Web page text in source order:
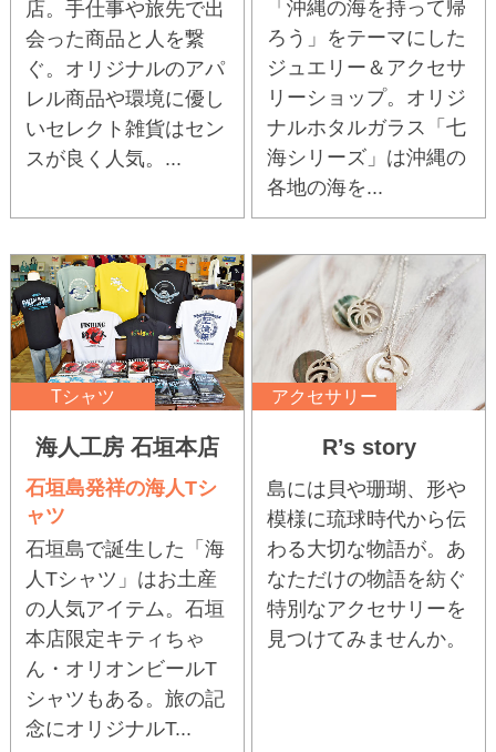
店。手仕事や旅先で出
会った商品と人を繋
ぐ。オリジナルのアパ
レル商品や環境に優し
いセレクト雑貨はセン
スが良く人気。...
「沖縄の海を持って帰
ろう」をテーマにした
ジュエリー＆アクセサ
リーショップ。オリジ
ナルホタルガラス「七
海シリーズ」は沖縄の
各地の海を...
Tシャツ
海人工房 石垣本店
石垣島発祥の海人Tシ
ャツ
石垣島で誕生した「海
人Tシャツ」はお土産
の人気アイテム。石垣
本店限定キティちゃ
ん・オリオンビールT
シャツもある。旅の記
念にオリジナルT...
アクセサリー
R’s story
島には貝や珊瑚、形や
模様に琉球時代から伝
わる大切な物語が。あ
なただけの物語を紡ぐ
特別なアクセサリーを
見つけてみませんか。